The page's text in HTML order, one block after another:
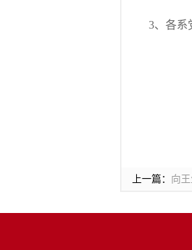
3、各系
上一篇： 向